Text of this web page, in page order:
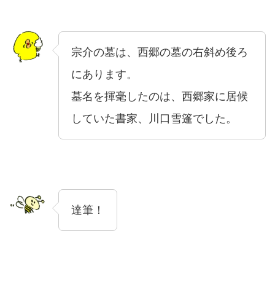
宗介の墓は、西郷の墓の右斜め後ろ
にあります。
墓名を揮毫したのは、西郷家に居候
していた書家、川口雪篷でした。
達筆！